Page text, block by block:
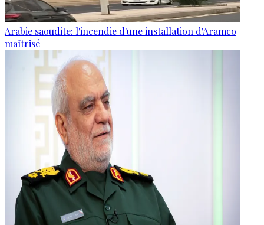
Arabie saoudite: l'incendie d'une installation d'Aramco
maîtrisé